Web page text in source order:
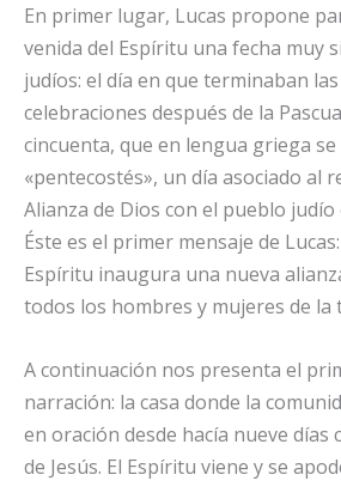
En primer lugar, Lucas propone
venida del Espíritu una fecha muy
judíos: el día en que terminaban
celebraciones después de la
cincuenta, que en lengua griega se
«pentecostés», un día asociado al
Alianza de Dios con el pueblo judío
Éste es el primer mensaje de
Espíritu inaugura una nueva
todos los hombres y mujeres de la
A continuación nos presenta el
narración: la casa donde la
en oración desde hacía nueve días
de Jesús. El Espíritu viene y se